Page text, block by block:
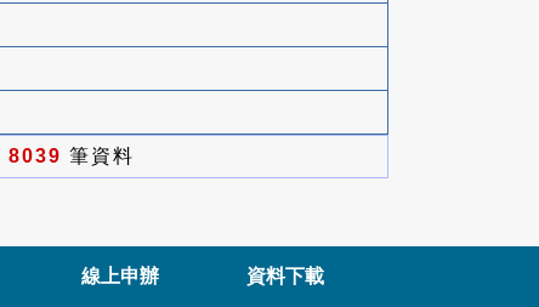
8039 筆資料
線上申辦 資料下載